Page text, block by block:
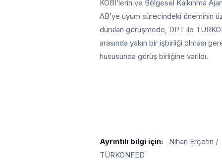
KOBİ’lerin ve Bölgesel Kalkınma
AB’ye uyum sürecindeki öneminin
durulan görüşmede, DPT ile
arasında yakın bir işbirliği olması
hususunda görüş birliğine varıldı.
Ayrıntılı bilgi için: Nihan Erçetin /
TÜRKONFED